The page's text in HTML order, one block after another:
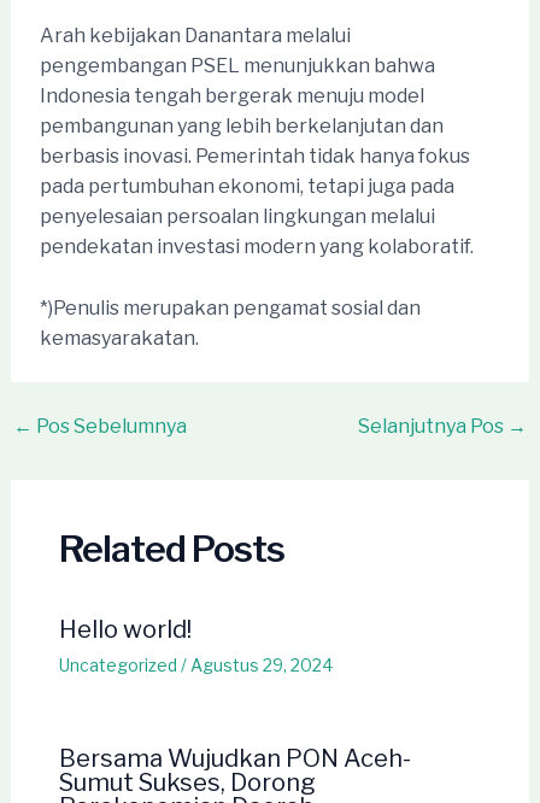
Arah kebijakan Danantara melalui
pengembangan PSEL menunjukkan bahwa
Indonesia tengah bergerak menuju model
pembangunan yang lebih berkelanjutan dan
berbasis inovasi. Pemerintah tidak hanya fokus
pada pertumbuhan ekonomi, tetapi juga pada
penyelesaian persoalan lingkungan melalui
pendekatan investasi modern yang kolaboratif.
*)Penulis merupakan pengamat sosial dan
kemasyarakatan.
Post
← Pos Sebelumnya Selanjutnya Pos →
Related Posts
Hello world!
Uncategorized / Agustus 29, 2024
Bersama Wujudkan PON Aceh-
Sumut Sukses, Dorong